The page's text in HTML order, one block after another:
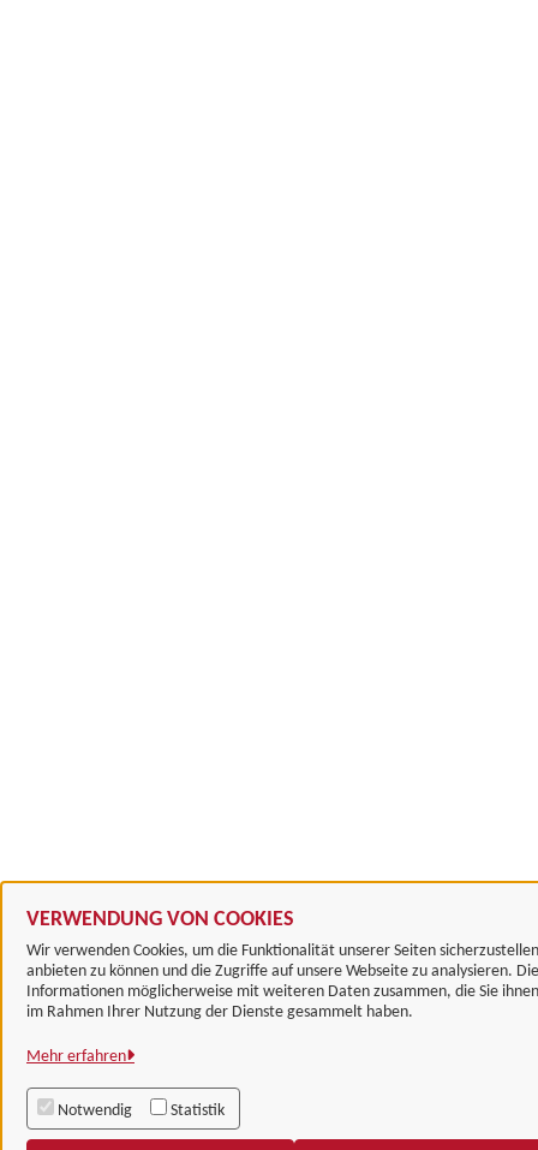
VERWENDUNG VON COOKIES
Wir verwenden Cookies, um die Funktionalität unserer Seiten
anbieten zu können und die Zugriffe auf unsere Webseite zu analysieren.
Informationen möglicherweise mit weiteren Daten zusammen, die Sie
im Rahmen Ihrer Nutzung der Dienste gesammelt haben.
Mehr erfahren
Notwendig Statistik